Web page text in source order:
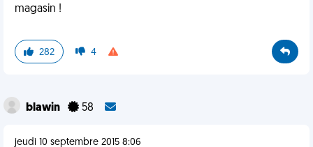
magasin !
282 4
blawin 58
jeudi 10 septembre 2015 8:06